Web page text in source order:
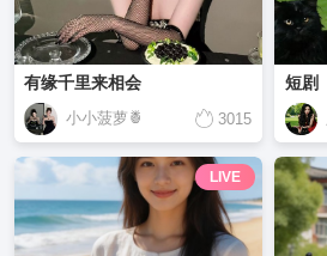
有缘千里来相会
小小菠萝🍍 3015
LIVE